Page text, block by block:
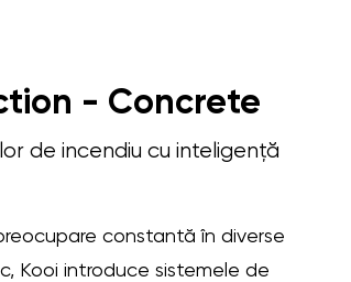
- Concrete
de incendiu cu inteligență
constantă în diverse
Kooi introduce sistemele de